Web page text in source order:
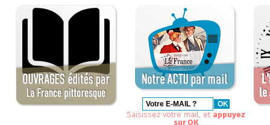
Saisissez votre mail, et appuyez
sur OK